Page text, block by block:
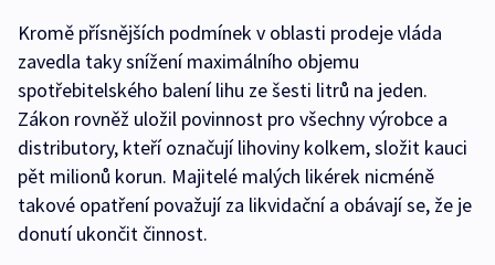
Kromě přísnějších podmínek v oblasti prodeje vláda
zavedla taky snížení maximálního objemu
spotřebitelského balení lihu ze šesti litrů na jeden.
Zákon rovněž uložil povinnost pro všechny výrobce a
distributory, kteří označují lihoviny kolkem, složit kauci
pět milionů korun. Majitelé malých likérek nicméně
takové opatření považují za likvidační a obávají se, že je
donutí ukončit činnost.